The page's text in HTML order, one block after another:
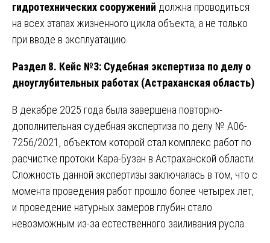
гидротехнических сооружений должна проводиться
на всех этапах жизненного цикла объекта, а не только
при вводе в эксплуатацию.
Раздел 8. Кейс №3: Судебная экспертиза по делу о
дноуглубительных работах (Астраханская область)
В декабре 2025 года была завершена повторно-
дополнительная судебная экспертиза по делу № А06-
7256/2021, объектом которой стал комплекс работ по
расчистке протоки Кара-Бузан в Астраханской области.
Сложность данной экспертизы заключалась в том, что с
момента проведения работ прошло более четырех лет,
и проведение натурных замеров глубин стало
невозможным из-за естественного заиливания русла.